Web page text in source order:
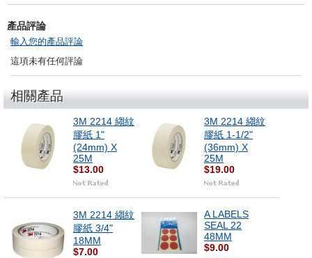
產品評論
輸入您的產品評論
這項未有任何評論
相關產品
3M 2214 縐紋
膠紙 1"
(24mm) X
25M
$13.00
3M 2214 縐紋
膠紙 1-1/2"
(36mm) X
25M
$19.00
3M 2214 縐紋
膠紙 3/4"
18MM
$7.00
A LABELS
SEAL 22
48MM
$9.00